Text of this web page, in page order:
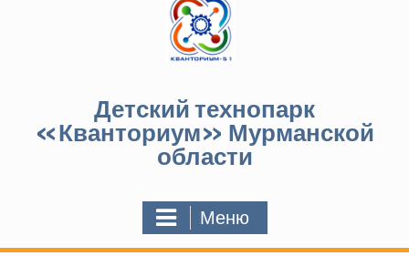
Детский технопарк
«Кванториум» Мурманской
области
Меню